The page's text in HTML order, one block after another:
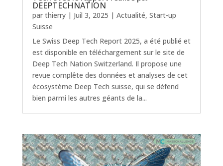
DEEPTECHNATION
par thierry| Juil 3, 2025 | Actualité, Start-up
Suisse
Le Swiss Deep Tech Report 2025, a été publié et
est disponible en téléchargement sur le site de
Deep Tech Nation Switzerland. Il propose une
revue complête des données et analyses de cet
écosystème Deep Tech suisse, qui se défend
bien parmi les autres géants de la...